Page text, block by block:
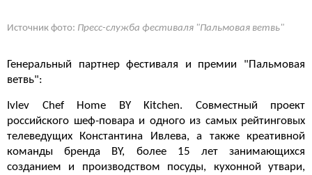
Источник фото: Пресс-служба фестиваля "Пальмовая ветвь"
Генеральный партнер фестиваля и премии "Пальмовая
ветвь":
Ivlev Chef Home BY Kitchen. Совместный проект
российского шеф-повара и одного из самых рейтинговых
телеведущих Константина Ивлева, а также креативной
команды бренда BY, более 15 лет занимающихся
созданием и производством посуды, кухонной утвари,